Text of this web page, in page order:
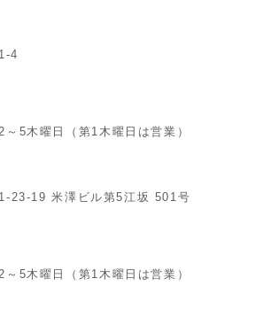
4
5木曜日（第1木曜日は営業）
23-19 米澤ビル第5江坂 501号
5木曜日（第1木曜日は営業）